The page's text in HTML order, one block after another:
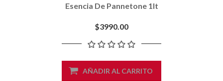
Esencia De Pannetone 1lt
$3990.00
AÑADIR AL CARRITO